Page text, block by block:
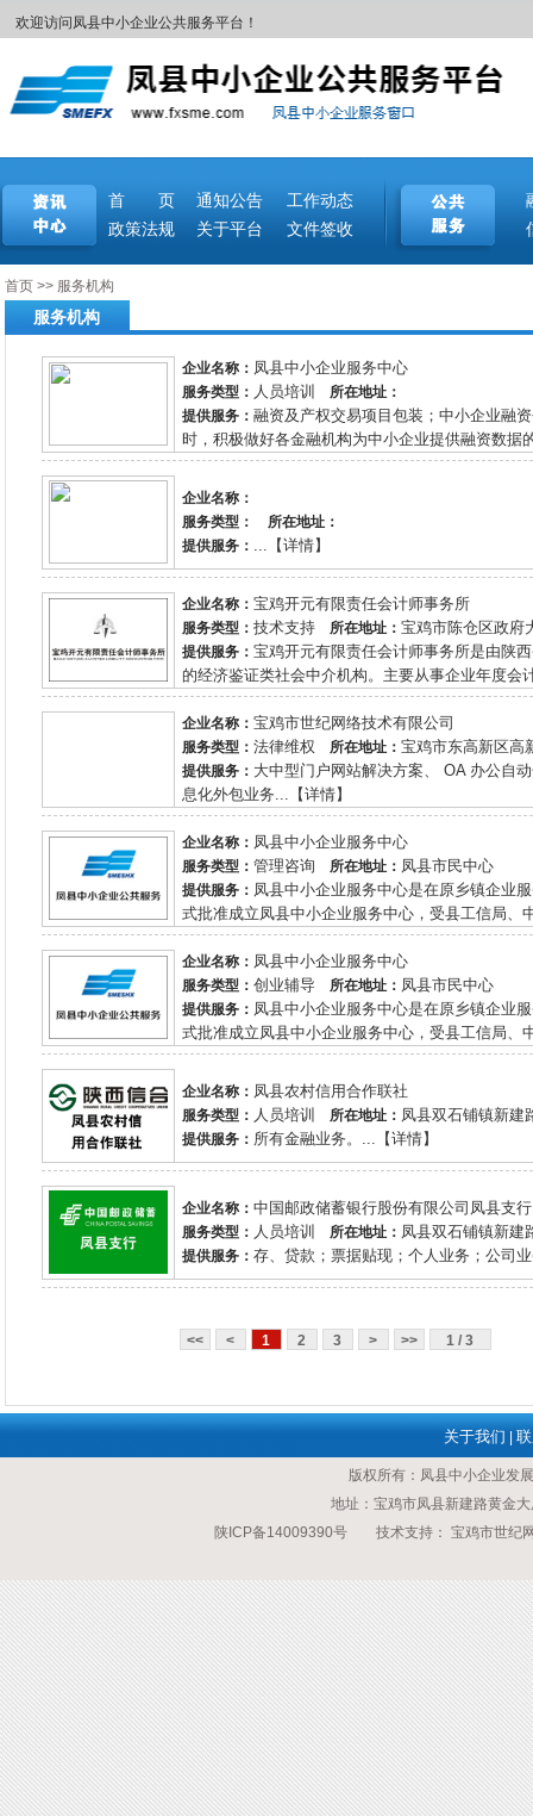
欢迎访问凤县中小企业公共服务平台！
首 页 通知公告 工作动态
政策法规
关于平台 文件签收
首页>> 服务机构
服务机构
企业名称： 凤县中小企业服务中心
服务类型： 人员培训
所在地址：
提供服务： 融资及产权交易项目包装；中小企业融
时，积极做好各金融机构为中小企业提供融资数据
企业名称：
服务类型：
所在地址：
提供服务： ...【详情】
企业名称： 宝鸡开元有限责任会计师事务所
服务类型： 技术支持 所在地址： 宝鸡市陈仓区政府
提供服务： 宝鸡开元有限责任会计师事务所是由陕
的经济鉴证类社会中介机构。主要从事企业年度会
企业名称： 宝鸡市世纪网络技术有限公司
服务类型： 法律维权 所在地址： 宝鸡市东高新区高
提供服务： 大中型门户网站解决方案、 OA 办公自
息化外包业务...【详情】
企业名称： 凤县中小企业服务中心
服务类型： 管理咨询 所在地址： 凤县市民中心
提供服务： 凤县中小企业服务中心是在原乡镇企业
式批准成立凤县中小企业服务中心，受县工信局、
企业名称： 凤县中小企业服务中心
服务类型： 创业辅导 所在地址： 凤县市民中心
提供服务： 凤县中小企业服务中心是在原乡镇企业
式批准成立凤县中小企业服务中心，受县工信局、
企业名称： 凤县农村信用合作联社
服务类型： 人员培训 所在地址： 凤县双石铺镇新建
提供服务： 所有金融业务。...【详情】
企业名称： 中国邮政储蓄银行股份有限公司凤县支行
服务类型： 人员培训 所在地址： 凤县双石铺镇新建
提供服务： 存、贷款；票据贴现；个人业务；公司
<< < 1 2 3 > >> 1 / 3
关于我们
版权所有：凤县中小企业
地址：宝鸡市凤县新建路黄
陕ICP备14009390号 技术支持： 宝鸡市世纪